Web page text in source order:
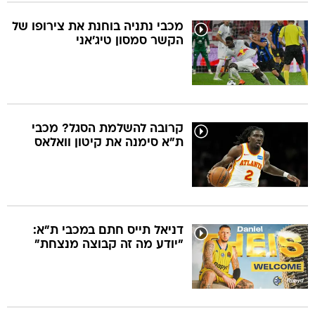
מכבי נתניה בוחנת את צירופו של
הקשר סמסון טיג'אני
קרובה להשלמת הסגל? מכבי
ת"א סימנה את קיטון וואלאס
דניאל תייס חתם במכבי ת"א:
"יודע מה זה קבוצה מנצחת"